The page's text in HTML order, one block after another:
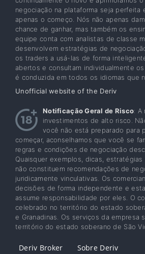
negociação na plataforma seja perfeita
apenas o começo. Nós não apenas
chance de ganhar, mas também os
equipe conta com analistas de classe
desenvolvem estratégias de
os traders a usá-las de forma
abertos e consultam individualmente
é conduzida em todos os idiomas que
Unofficial website of the Deriv
Notificação Geral de Risco: A
investimentos de alto risco.
você não está preparado para
começar, aconselhamos que você se
regras e condições de negociação
Quaisquer exemplos, dicas,
não constituem recomendações de
juridicamente vinculativas. Os
decisões de forma independente e
assume responsabilidade por eles. O
celebrado no território do estado
e Granadinas. Os serviços da empresa
território do estado soberano de São
Deriv Broker Sobre Deriv